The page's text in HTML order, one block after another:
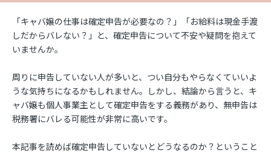
「キャバ嬢の仕事は確定申告が必要なの？」「お給料は現金手渡
しだからバレない？」と、確定申告について不安や疑問を抱えて
いませんか。
周りに申告していない人が多いと、つい自分もやらなくていいよ
うな気持ちになるかもしれません。しかし、結論から言うと、キ
ャバ嬢も個人事業主として確定申告をする義務があり、無申告は
税務署にバレる可能性が非常に高いです。
本記事を読めば確定申告していないとどうなるのか？ということ